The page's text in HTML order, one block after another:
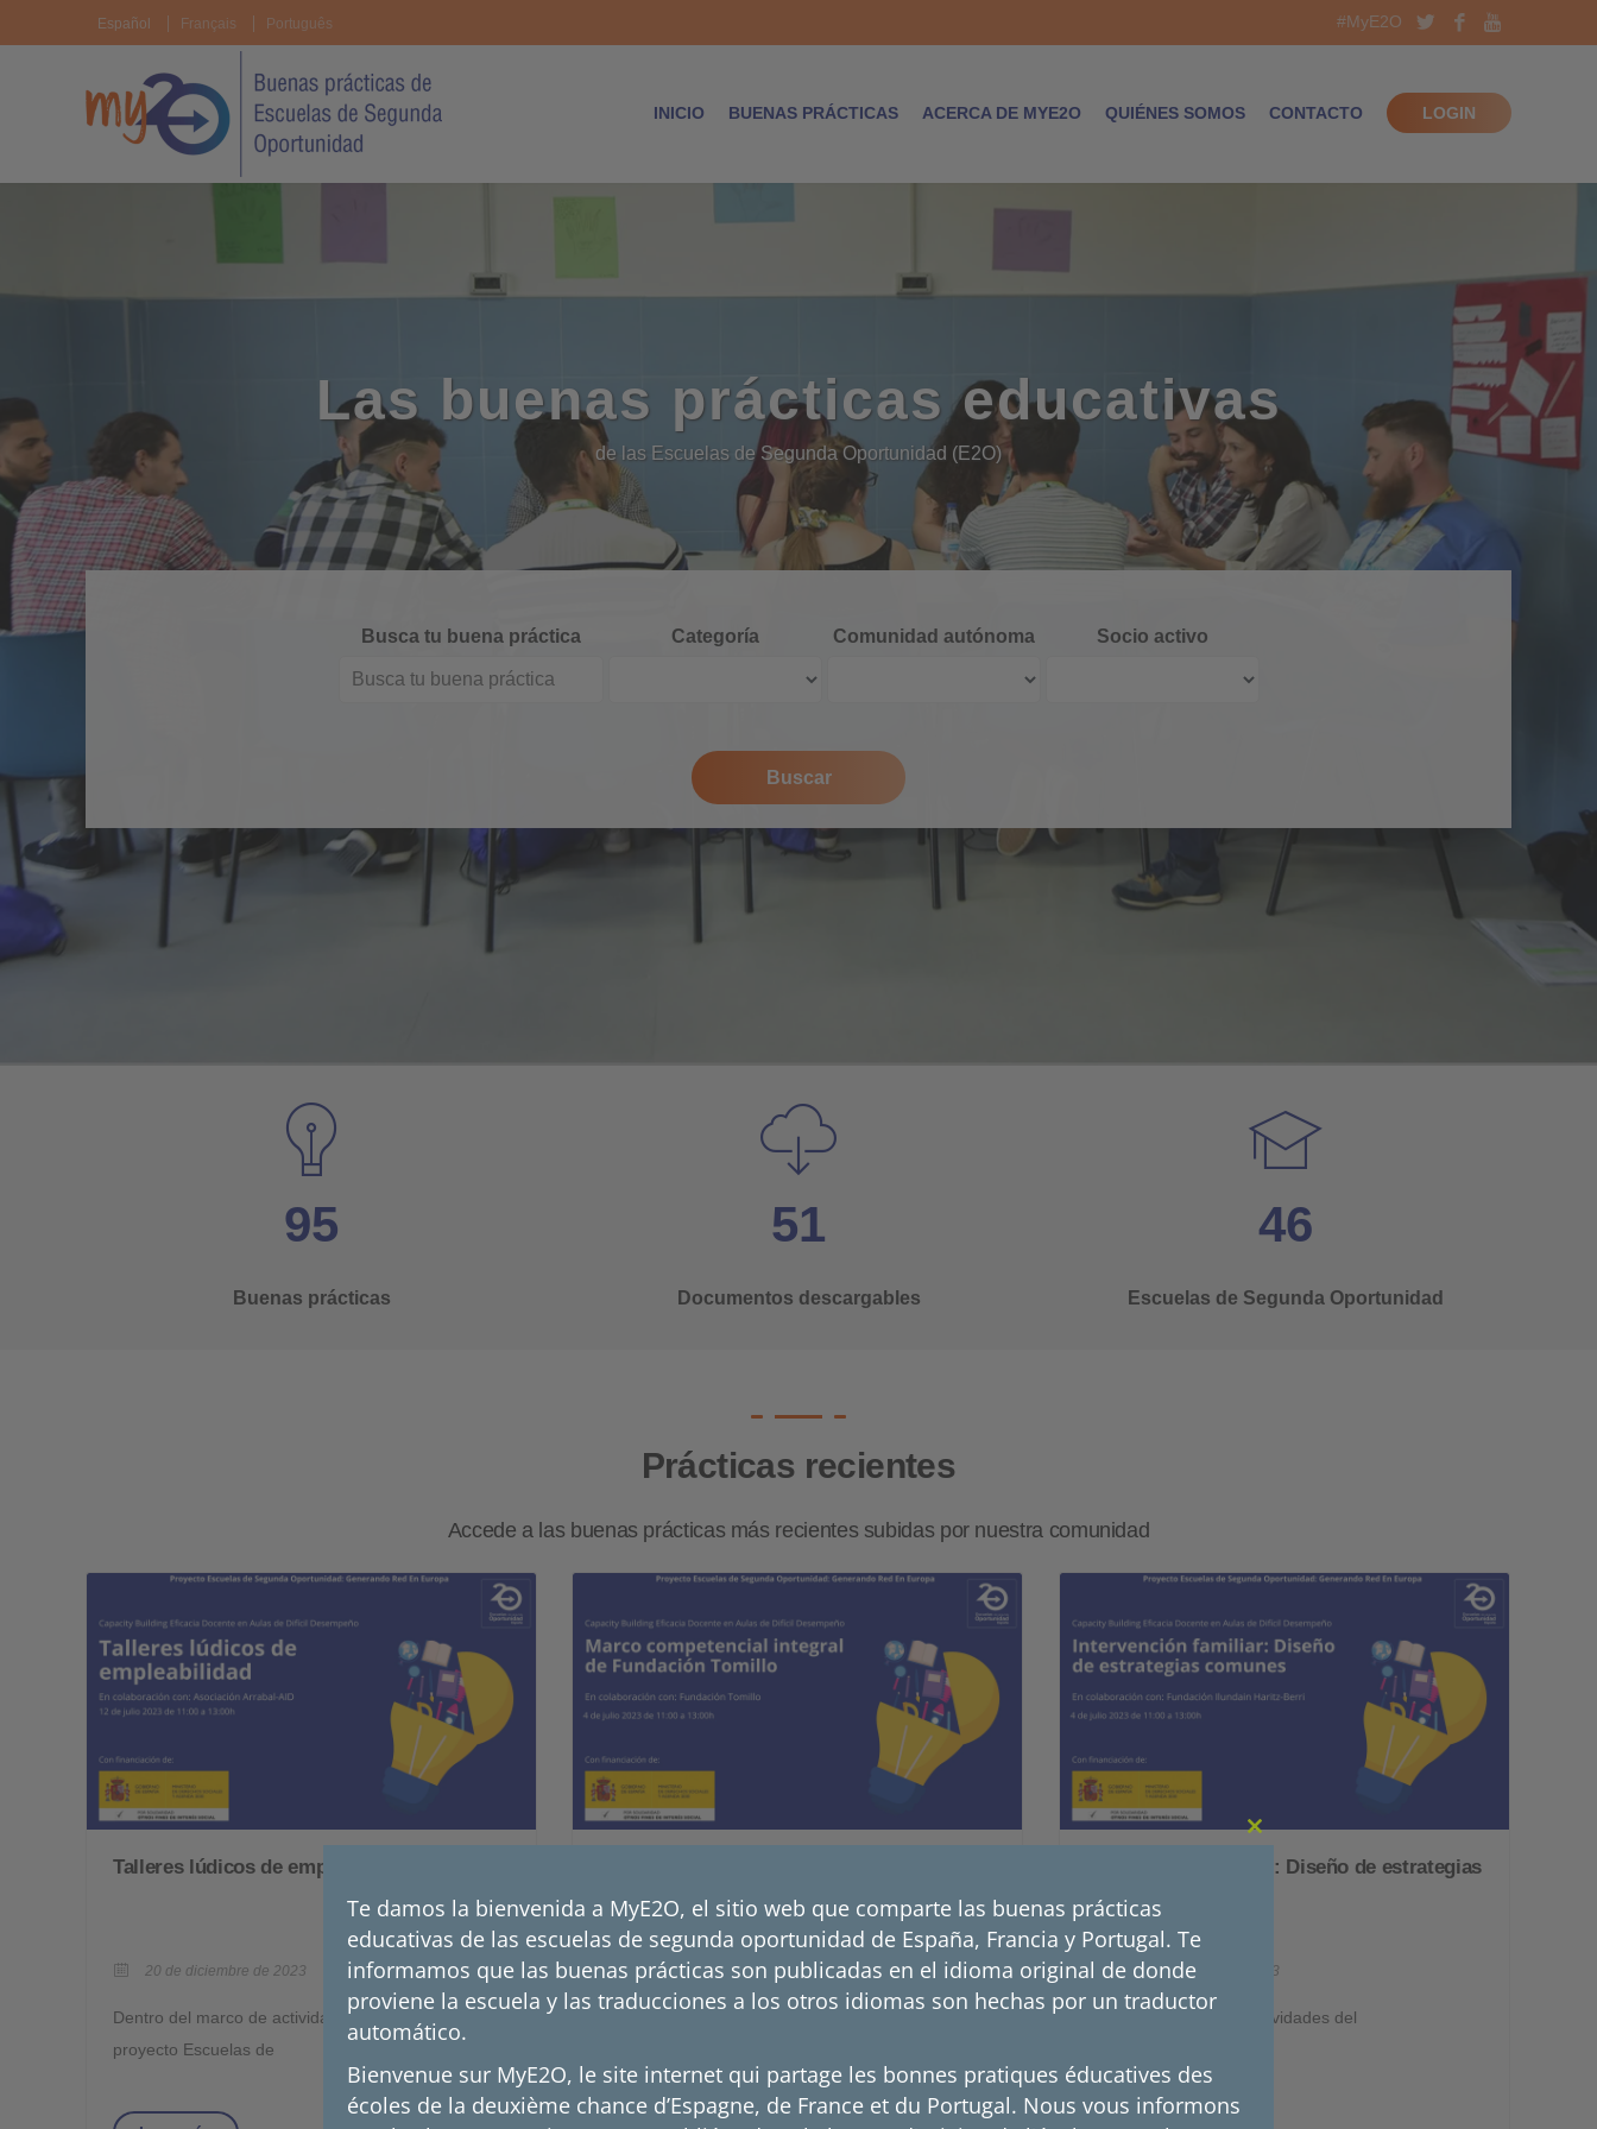
Español Français Português #MyE2O
INICIO BUENAS PRÁCTICAS ACERCA DE MYE2O QUIÉNES SOMOS CONTACTO LOGIN
Las buenas prácticas educativas
de las Escuelas de Segunda Oportunidad (E2O)
Busca tu buena práctica Categoría Comunidad autónoma Socio activo
95
Buenas prácticas
51
Documentos descargables
46
Escuelas de Segunda Oportunidad
Prácticas recientes
Accede a las buenas prácticas más recientes subidas por nuestra comunidad
Talleres lúdicos de empleabilidad
20 de diciembre de 2023
Dentro del marco de actividades del
proyecto Escuelas de
20 de diciembre de 2023
Intervención familiar: Diseño de estrategias
19 de diciembre de 2023
Dentro del marco de actividades del
Te damos la bienvenida a MyE2O, el sitio web que comparte las buenas prácticas
educativas de las escuelas de segunda oportunidad de España, Francia y Portugal. Te
informamos que las buenas prácticas son publicadas en el idioma original de donde
proviene la escuela y las traducciones a los otros idiomas son hechas por un traductor
automático.
Bienvenue sur MyE2O, le site internet qui partage les bonnes pratiques éducatives des
écoles de la deuxième chance d’Espagne, de France et du Portugal. Nous vous informons